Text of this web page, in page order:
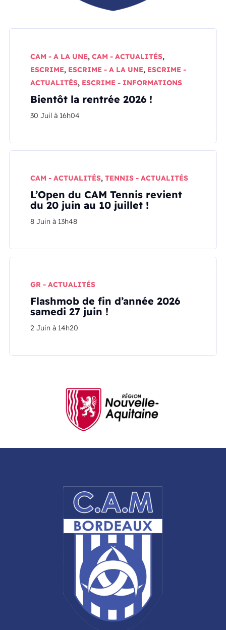
CAM - A LA UNE,CAM - ACTUALITÉS,
ESCRIME, ESCRIME - A LA UNE, ESCRIME -
ACTUALITÉS, ESCRIME - INFORMATIONS
Bientôt la rentrée 2026 !
30 Juil à 16h04
CAM - ACTUALITÉS,TENNIS - ACTUALITÉS
L’Open du CAM Tennis revient
du 20 juin au 10 juillet !
8 Juin à 13h48
GR - ACTUALITÉS
Flashmob de fin d’année 2026
samedi 27 juin !
2 Juin à 14h20